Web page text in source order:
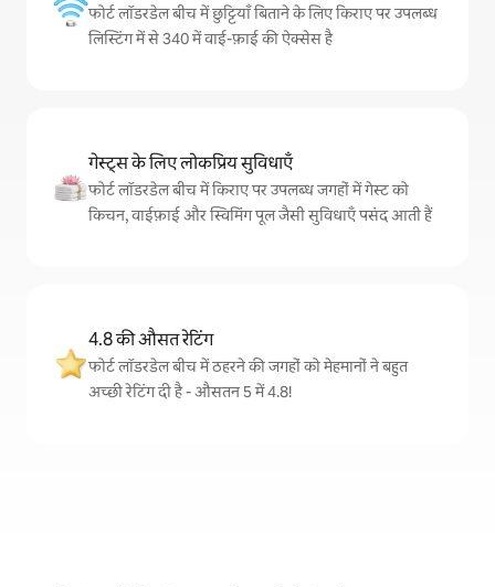
फोर्ट लॉडरडेल बीच में छुट्टियाँ बिताने के लिए किराए पर उपलब्ध
लिस्टिंग में से 340 में वाई-फ़ाई की ऐक्सेस है
गेस्ट्स के लिए लोकप्रिय सुविधाएँ
फोर्ट लॉडरडेल बीच में किराए पर उपलब्ध जगहों में गेस्ट को
किचन, वाईफ़ाई और स्विमिंग पूल जैसी सुविधाएँ पसंद आती हैं
4.8 की औसत रेटिंग
फोर्ट लॉडरडेल बीच में ठहरने की जगहों को मेहमानों ने बहुत
अच्छी रेटिंग दी है - औसतन 5 में 4.8!